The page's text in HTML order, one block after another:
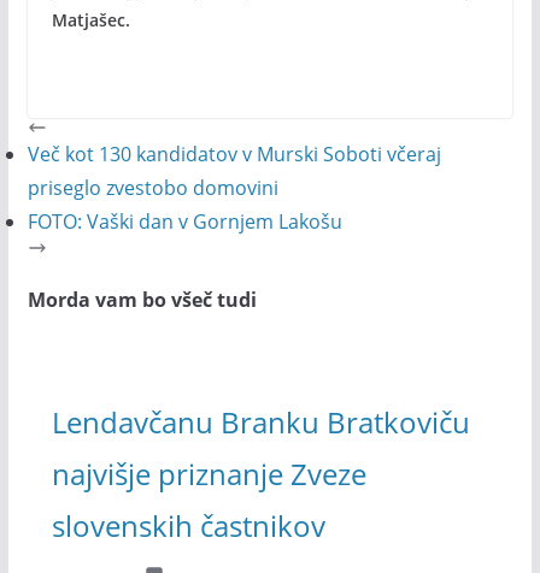
Matjašec.
Več kot 130 kandidatov v Murski Soboti včeraj
priseglo zvestobo domovini
FOTO: Vaški dan v Gornjem Lakošu
Morda vam bo všeč tudi
Lendavčanu Branku Bratkoviču
najvišje priznanje Zveze
slovenskih častnikov